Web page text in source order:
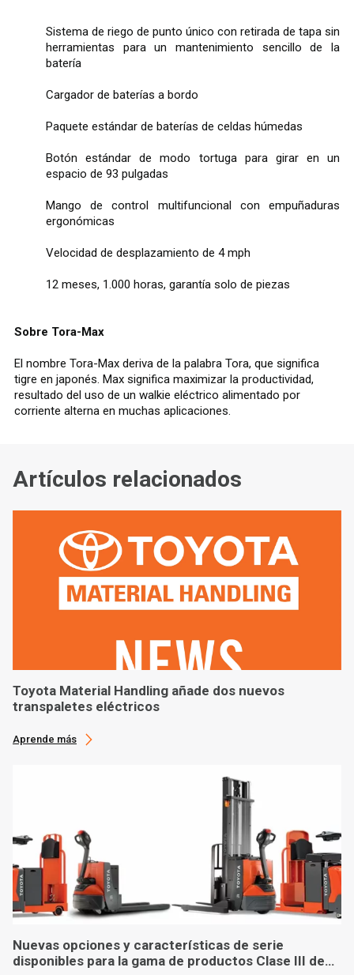
Sistema de riego de punto único con retirada de tapa sin
herramientas para un mantenimiento sencillo de la
batería
Cargador de baterías a bordo
Paquete estándar de baterías de celdas húmedas
Botón estándar de modo tortuga para girar en un
espacio de 93 pulgadas
Mango de control multifuncional con empuñaduras
ergonómicas
Velocidad de desplazamiento de 4 mph
12 meses, 1.000 horas, garantía solo de piezas
Sobre Tora-Max
El nombre Tora-Max deriva de la palabra Tora, que significa
tigre en japonés. Max significa maximizar la productividad,
resultado del uso de un walkie eléctrico alimentado por
corriente alterna en muchas aplicaciones.
Artículos relacionados
Toyota Material Handling añade dos nuevos
transpaletes eléctricos
Aprende más
Nuevas opciones y características de serie
disponibles para la gama de productos Clase III de